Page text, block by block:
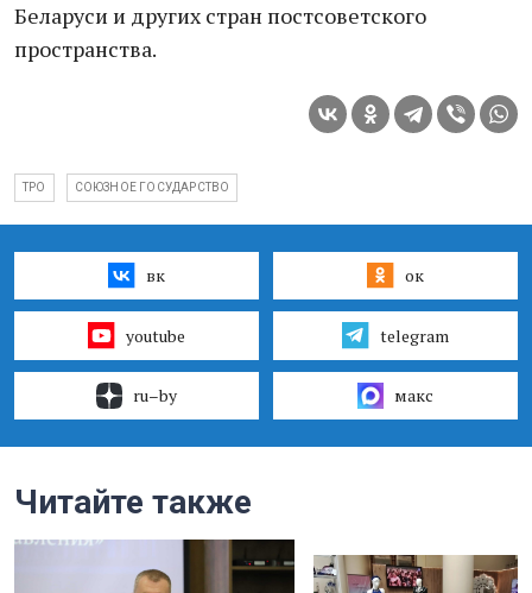
Беларуси и других стран постсоветского
пространства.
ТРО СОЮЗНОЕ ГОСУДАРСТВО
вк ок
youtube telegram
ru–by макс
Читайте также